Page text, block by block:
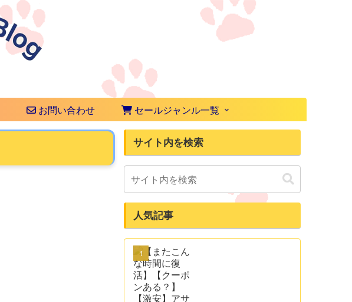
お問い合わせ セールジャンル一覧
サイト内を検索
人気記事